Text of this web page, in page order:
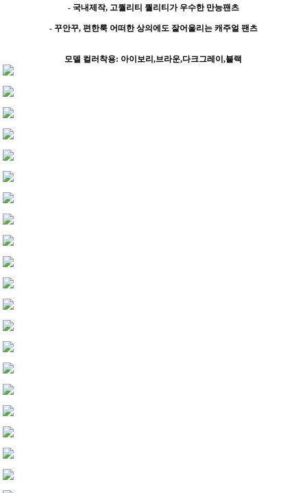
- 국내제작, 고퀄리티 퀄리티가 우수한 만능팬츠
- 꾸안꾸, 편한룩 어떠한 상의에도 잘어울리는 캐주얼 팬츠
모델 컬러착용: 아이보리,브라운,다크그레이,블랙